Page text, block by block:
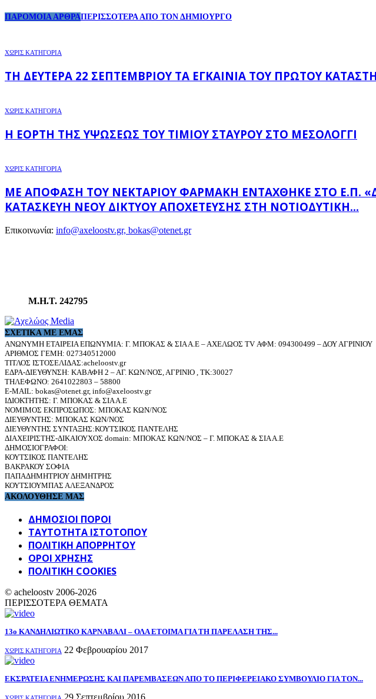
ΠΑΡΟΜΟΙΑ ΑΡΘΡΑΠΕΡΙΣΣΟΤΕΡΑ ΑΠΟ ΤΟΝ ΔΗΜΙΟΥΡΓΟ
ΧΩΡΊΣ ΚΑΤΗΓΟΡΊΑ
ΤΗ ΔΕΥΤΈΡΑ 22 ΣΕΠΤΕΜΒΡΊΟΥ ΤΑ ΕΓΚΑΊΝΙΑ ΤΟΥ ΠΡΏΤΟΥ
ΧΩΡΊΣ ΚΑΤΗΓΟΡΊΑ
Η ΕΟΡΤΉ ΤΗΣ ΥΨΏΣΕΩΣ ΤΟΥ ΤΙΜΊΟΥ ΣΤΑΥΡΟΎ ΣΤΟ ΜΕΣΟΛΌΓΓΙ
ΧΩΡΊΣ ΚΑΤΗΓΟΡΊΑ
ΜΕ ΑΠΌΦΑΣΗ ΤΟΥ ΝΕΚΤΆΡΙΟΥ ΦΑΡΜΆΚΗ ΕΝΤΆΧΘΗΚΕ ΣΤΟ Ε.Π.
ΚΑΤΑΣΚΕΥΉ ΝΈΟΥ ΔΙΚΤΎΟΥ ΑΠΟΧΈΤΕΥΣΗΣ ΣΤΗ ΝΟΤΙΟΔΥΤΙΚΉ...
Επικοινωνία: info@axeloostv.gr, bokas@otenet.gr
Μ.Η.Τ. 242795
ΣΧΕΤΙΚΆ ΜΕ ΕΜΆΣ
ΑΝΩΝΥΜΗ ΕΤΑΙΡΕΙΑ ΕΠΩΝΥΜΙΑ: Γ. ΜΠΟΚΑΣ & ΣΙΑ Α.Ε – ΑΧΕΛΩΟΣ TV ΑΦΜ: 094300499 – ΔΟΥ ΑΓΡΙΝΙΟΥ
ΑΡΙΘΜΟΣ ΓΕΜΗ: 027340512000
ΤΙΤΛΟΣ ΙΣΤΟΣΕΛΙΔΑΣ:acheloostv.gr
ΕΔΡΑ-ΔΙΕΥΘΥΝΣΗ: ΚΑΒΑΦΗ 2 – ΑΓ. ΚΩΝ/ΝΟΣ, ΑΓΡΙΝΙΟ , ΤΚ:30027
ΤΗΛΕΦΩΝΟ: 2641022803 – 58800
E-MAIL: bokas@otenet.gr, info@axeloostv.gr
ΙΔΙΟΚΤΗΤΗΣ: Γ. ΜΠΟΚΑΣ & ΣΙΑ Α.Ε
ΝΟΜΙΜΟΣ ΕΚΠΡΟΣΩΠΟΣ: ΜΠΟΚΑΣ ΚΩΝ/ΝΟΣ
ΔΙΕΥΘΥΝΤΗΣ: ΜΠΟΚΑΣ ΚΩΝ/ΝΟΣ
ΔΙΕΥΘΥΝΤΗΣ ΣΥΝΤΑΞΗΣ:ΚΟΥΤΣΙΚΟΣ ΠΑΝΤΕΛΗΣ
ΔΙΑΧΕΙΡΙΣΤΗΣ-ΔΙΚΑΙΟΥΧΟΣ domain: ΜΠΟΚΑΣ ΚΩΝ/ΝΟΣ – Γ. ΜΠΟΚΑΣ & ΣΙΑ Α.Ε
ΔΗΜΟΣΙΟΓΡΑΦΟΙ:
ΚΟΥΤΣΙΚΟΣ ΠΑΝΤΕΛΗΣ
ΒΑΚΡΑΚΟΥ ΣΟΦΙΑ
ΠΑΠΑΔΗΜΗΤΡΙΟΥ ΔΗΜΗΤΡΗΣ
ΚΟΥΤΣΙΟΥΜΠΑΣ ΑΛΕΞΑΝΔΡΟΣ
ΑΚΟΛΟΥΘΗΣΕ ΜΑΣ
ΔΗΜΟΣΙΟΙ ΠΟΡΟΙ
ΤΑΥΤΌΤΗΤΑ ΙΣΤΌΤΟΠΟΥ
ΠΟΛΙΤΙΚΉ ΑΠΟΡΡΉΤΟΥ
ΌΡΟΙ ΧΡΉΣΗΣ
ΠΟΛΙΤΙΚΗ COOKIES
© acheloostv 2006-2026
ΠΕΡΙΣΣΟΤΕΡΑ ΘΕΜΑΤΑ
13ο ΚΑΝΔΗΛΙΩΤΙΚΟ ΚΑΡΝΑΒΑΛΙ – ΟΛΑ ΕΤΟΙΜΑ ΓΙΑ ΤΗ ΠΑΡΕΛΑΣΗ ΤΗΣ...
ΧΩΡΊΣ ΚΑΤΗΓΟΡΊΑ 22 Φεβρουαρίου 2017
ΕΚΣΡΑΤΕΙΑ ΕΝΗΜΕΡΩΣΗΣ ΚΑΙ ΠΑΡΕΜΒΑΣΕΩΝ ΑΠΟ ΤΟ ΠΕΡΙΦΕΡΕΙΑΚΟ ΣΥΜΒΟΥΛΙΟ ΓΙΑ ΤΟΝ...
29 Σεπτεμβρίου 2016